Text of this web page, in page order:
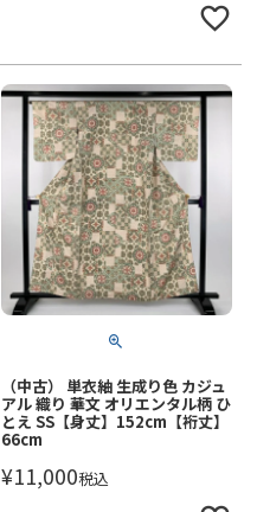
（中古） 単衣紬 生成り色 カジュ
アル 織り 華文 オリエンタル柄 ひ
とえ SS【身丈】152cm【裄丈】
66cm
¥11,000税込